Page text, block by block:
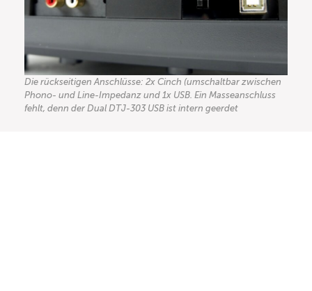
Die rückseitigen Anschlüsse: 2x Cinch (umschaltbar zwischen
Phono- und Line-Impedanz und 1x USB. Ein Masseanschluss
fehlt, denn der Dual DTJ-303 USB ist intern geerdet